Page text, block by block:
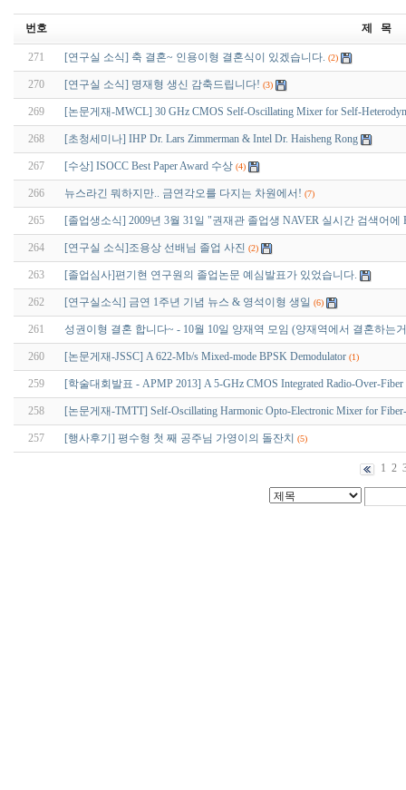
번호 제 목
271 [연구실 소식] 축 결혼~ 인용이형 결혼식이 있겠습니다. (2)
270 [연구실 소식] 명재형 생신 감축드립니다! (3)
269 [논문게재-MWCL] 30 GHz CMOS Self-Oscillating Mixer for Self-
268 [초청세미나] IHP Dr. Lars Zimmerman & Intel Dr. Haisheng Rong
267 [수상] ISOCC Best Paper Award 수상 (4)
266 뉴스라긴 뭐하지만.. 금연각오를 다지는 차원에서! (7)
265 [졸업생소식] 2009년 3월 31일 "권재관 졸업생 NAVER 실시간 검색어에
264 [연구실 소식]조용상 선배님 졸업 사진 (2)
263 [졸업심사]편기현 연구원의 졸업논문 예심발표가 있었습니다.
262 [연구실소식] 금연 1주년 기념 뉴스 & 영석이형 생일 (6)
261 성권이형 결혼 합니다~ - 10월 10일 양재역 모임 (양재역에서 결혼하는
260 [논문게재-JSSC] A 622-Mb/s Mixed-mode BPSK Demodulator (1)
259 [학술대회발표 - APMP 2013] A 5-GHz CMOS Integrated Radio-Over-Fiber
258 [논문게재-TMTT] Self-Oscillating Harmonic Opto-Electronic Mixer for
257 [행사후기] 평수형 첫 째 공주님 가영이의 돌잔치 (5)
1 2